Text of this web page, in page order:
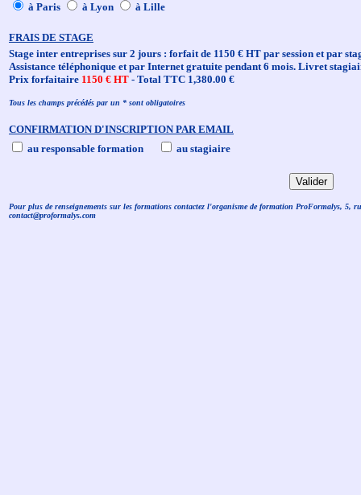
à Paris à Lyon à Lille
FRAIS DE STAGE
Stage inter entreprises sur 2 jours : forfait de 1150 € HT par session et par
Assistance téléphonique et par Internet gratuite pendant 6 mois. Livret
Prix forfaitaire 1150 € HT - Total TTC 1,380.00 €
Tous les champs précédés par un * sont obligatoires
CONFIRMATION D'INSCRIPTION PAR EMAIL
au responsable formation
au stagiaire
Pour plus de renseignements sur les formations contactez l'organisme de formation ProFormalys, 5,
contact@proformalys.com